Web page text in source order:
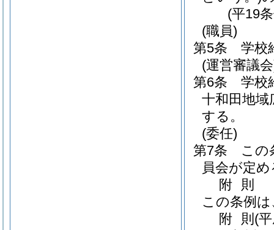
(平19
(職員)
第5条
学校
(運営審議
第6条
学校
十和田地域
する。
(委任)
第7条
この
員会が定
附 則
この条例
附 則 (